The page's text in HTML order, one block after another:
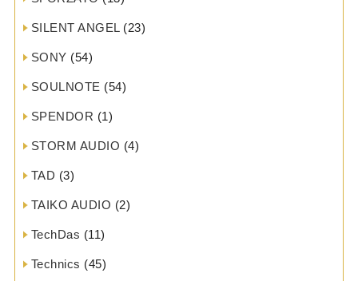
SILENT ANGEL(23)
SONY (54)
SOULNOTE (54)
SPENDOR (1)
STORM AUDIO (4)
TAD (3)
TAIKO AUDIO (2)
TechDas (11)
Technics (45)